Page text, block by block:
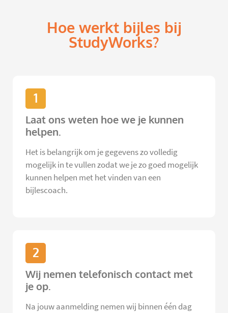
Hoe werkt bijles bij
StudyWorks?
1
Laat ons weten hoe we je kunnen
helpen.
Het is belangrijk om je gegevens zo volledig
mogelijk in te vullen zodat we je zo goed mogelijk
kunnen helpen met het vinden van een
bijlescoach.
2
Wij nemen telefonisch contact met
je op.
Na jouw aanmelding nemen wij binnen één dag